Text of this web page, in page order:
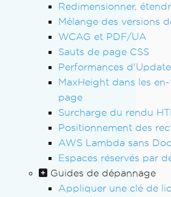
Redimensionner,
Mélange des versions
WCAG et PDF/UA
Sauts de page CSS
Performances
MaxHeight dans les
page
Surcharge du rendu
Positionnement des
AWS Lambda sans
Espaces réservés par
Guides de dépannage
Appliquer une clé de